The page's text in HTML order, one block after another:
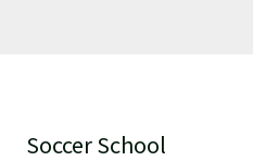
Soccer School